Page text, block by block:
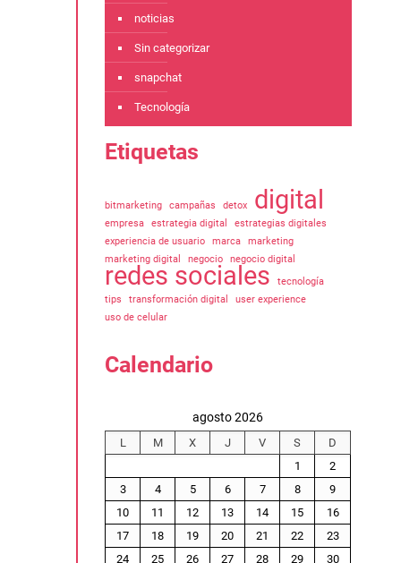
noticias
Sin categorizar
snapchat
Tecnología
Etiquetas
bitmarketing campañas detox digital
empresa estrategia digital
estrategias digitales
experiencia de usuario
marca
marketing
marketing digital
negocio negocio digital
redes sociales
tecnología
tips
transformación digital
user experience
uso de celular
Calendario
agosto 2026
L M X J V S
D
1
2
3
4 5 6 7 8
9
10
11 12 13 14 15
16
17
18 19 20 21 22
23
24
25 26 27 28 29
30